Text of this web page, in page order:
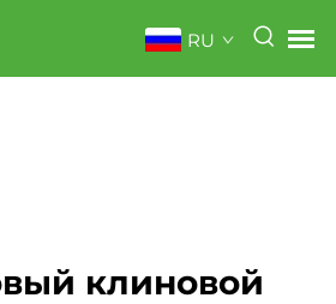
RU
клиновой